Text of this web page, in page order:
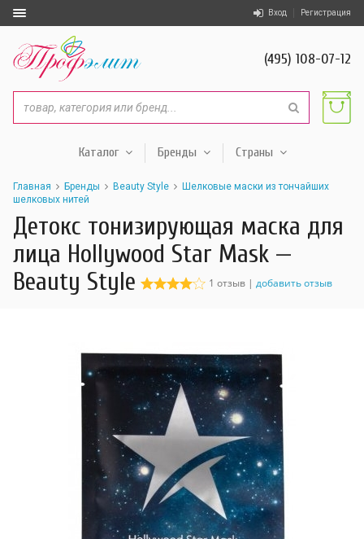
Вход Регистрация
(495) 108-07-12
Каталог Бренды Страны
Главная Бренды Beauty Style
Шелковые маски из тончайших
шелковых нитей
Детокс тонизирующая маска для
лица Hollywood Star Mask —
Beauty Style
1 отзыв | добавить отзыв